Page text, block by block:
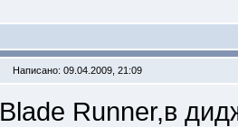
Написано: 09.04.2009, 21:09
Blade Runner,в